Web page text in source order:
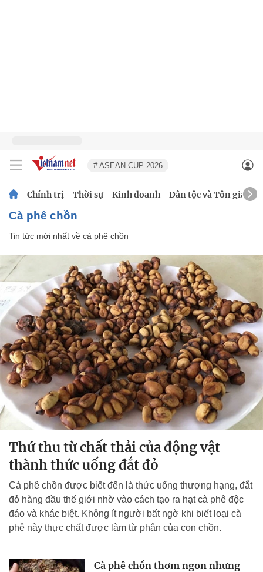
# ASEAN CUP 2026
Chính trị Thời sự Kinh doanh Dân tộc và Tôn giáo
cà phê chồn
Tin tức mới nhất về cà phê chồn
Thứ thu từ chất thải của động vật
thành thức uống đắt đỏ
Cà phê chồn được biết đến là thức uống thượng hạng, đắt
đỏ hàng đầu thế giới nhờ vào cách tạo ra hạt cà phê độc
đáo và khác biệt. Không ít người bất ngờ khi biết loại cà
phê này thực chất được làm từ phân của con chồn.
Cà phê chồn thơm ngon nhưng